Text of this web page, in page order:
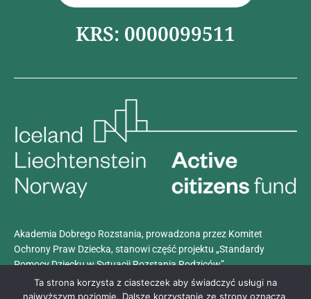
KRS: 0000099511
Akademia Dobrego Rozstania, prowadzona przez Komitet
Ochrony Praw Dziecka, stanowi część projektu „Standardy
Pomocy Dziecku w Sytuacji Rozstania Rodziców”.
Projekt realizowany jest z dotacji programuAktywni Obywatele –
Fundusz Krajowy, finansowanego przez Islandię, Liechtenstein i
Ta strona korzysta z ciasteczek aby świadczyć usługi na
najwyższym poziomie. Dalsze korzystanie ze strony oznacza,